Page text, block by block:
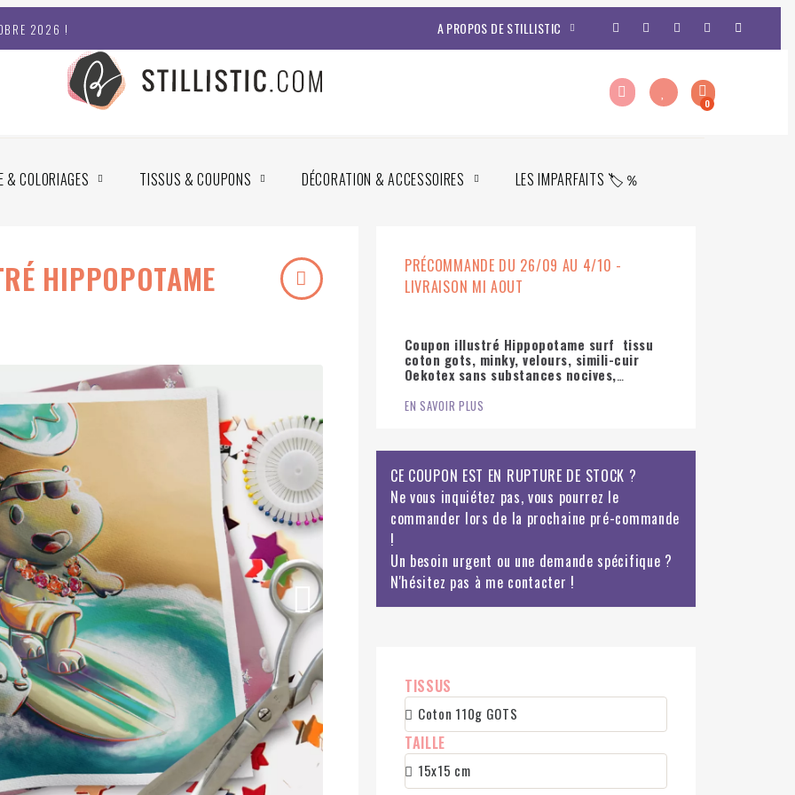
2026 ! A PROPOS DE STILLISTIC
& COLORIAGES TISSUS & COUPONS DÉCORATION & ACCESSOIRES LES IMPARFAITS 🏷️％
HIPPOPOTAME
PRÉCOMMANDE DU 26/09 AU 4/10 -
LIVRAISON MI AOUT
Coupon illustré Hippopotame surf tissu
coton gots, minky, velours, simili-cuir
Oekotex sans substances nocives,
EN SAVOIR PLUS
CE COUPON EST EN RUPTURE DE STOCK ?
Ne vous inquiétez pas, vous pourrez le
commander lors de la prochaine pré-commande
!
Un besoin urgent ou une demande spécifique ?
N'hésitez pas à me contacter !
TISSUS
TAILLE